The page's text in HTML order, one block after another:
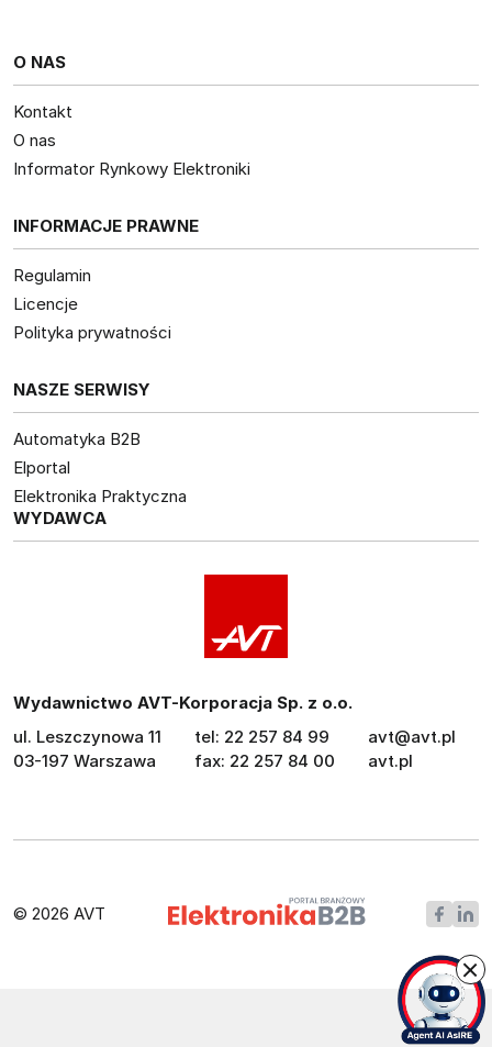
O NAS
Kontakt
O nas
Informator Rynkowy Elektroniki
INFORMACJE PRAWNE
Regulamin
Licencje
Polityka prywatności
NASZE SERWISY
Automatyka B2B
Elportal
Elektronika Praktyczna
WYDAWCA
Wydawnictwo AVT-Korporacja Sp. z o.o.
ul. Leszczynowa 11
03-197 Warszawa
tel: 22 257 84 99
fax: 22 257 84 00
avt@avt.pl
avt.pl
© 2026 AVT